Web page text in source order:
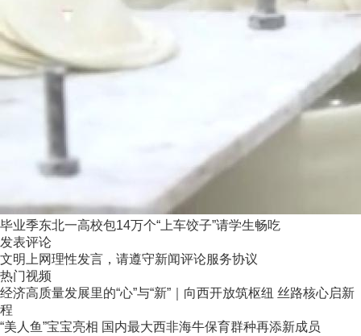
毕业季东北一高校包14万个“上车饺子”请学生畅吃
发表评论
文明上网理性发言，请遵守新闻评论服务协议
热门视频
经济高质量发展里的“心”与“新”｜向西开放筑枢纽 丝路核心启新
程
“美人鱼”宝宝亮相 国内最大西非海牛保育群种再添新成员